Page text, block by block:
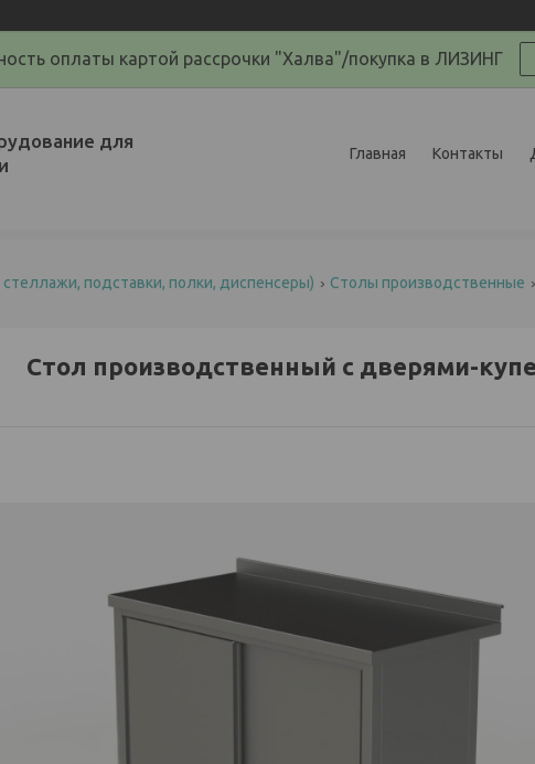
оплаты картой рассрочки "Халва"/покупка в ЛИЗИНГ
для
Главная Контакты
подставки, полки, диспенсеры) Столы производственные
Стол производственный с дверями-